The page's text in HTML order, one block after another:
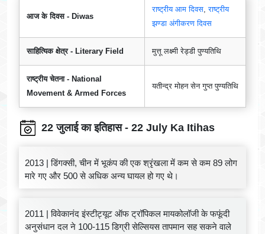
आज के दिवस - Diwas
राष्ट्रीय आम दिवस,राष्ट्रीय
झण्डा अंगीकरण दिवस
साहित्यिक क्षेत्र - Literary Field मुत्तू लक्ष्मी रेड्डी पुण्यतिथि
राष्ट्रीय चेतना - National
Movement & Armed Forces
यतीन्द्र मोहन सेन गुप्त पुण्यतिथि
22 जुलाई का इतिहास - 22 July Ka Itihas
2013 | डिंगक्सी, चीन में भूकंप की एक श्रृंखला में कम से कम 89 लोग
मारे गए और 500 से अधिक अन्य घायल हो गए थे।
2011 | विवेकानंद इंस्टीट्यूट ऑफ ट्रॉपिकल मायकोलॉजी के फफूंदी
अनुसंधान दल ने 100-115 डिग्री सेल्सियस तापमान सह सकने वाले